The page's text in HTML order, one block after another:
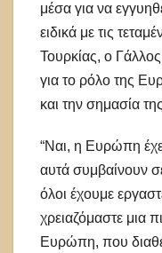
μέσα για να
ειδικά με τις
Τουρκίας, ο
για το ρόλο της
και την σημασία
“Ναι, η Ευρώπη
αυτά συμβαίνουν
όλοι έχουμε
χρειαζόμαστε μια
Ευρώπη, που